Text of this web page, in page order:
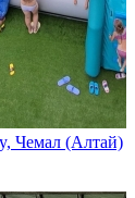
Чемал (Алтай)